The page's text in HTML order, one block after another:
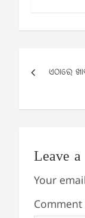
ଏଠାରେ
Leave
Your
Comment